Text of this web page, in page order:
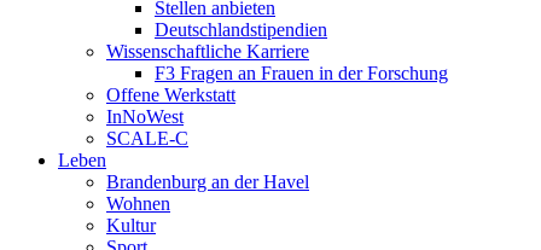
Stellen anbieten
Deutschlandstipendien
Wissenschaftliche Karriere
F3 Fragen an Frauen in der Forschung
Offene Werkstatt
InNoWest
SCALE-C
Leben
Brandenburg an der Havel
Wohnen
Kultur